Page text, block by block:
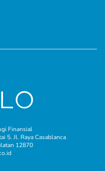
Finansial
5. Jl. Raya Casablanca
12870